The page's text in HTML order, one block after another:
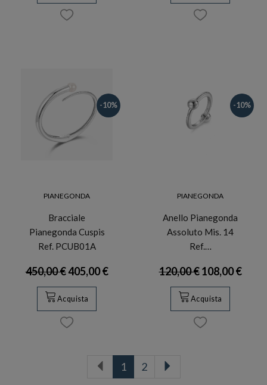
-10%
PIANEGONDA
Bracciale
Pianegonda Cuspis
Ref. PCUB01A
450,00 €405,00 €
Acquista
-10%
PIANEGONDA
Anello Pianegonda
Assoluto Mis. 14
Ref.…
120,00 €108,00 €
Acquista
1 2